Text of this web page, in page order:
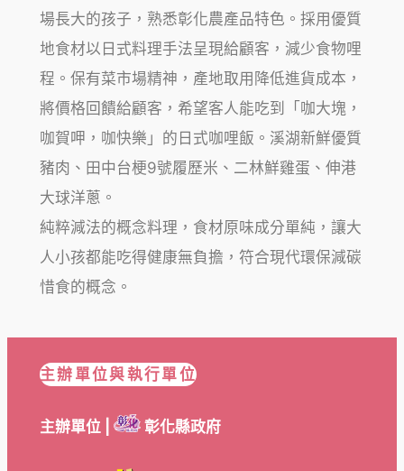
場長大的孩子，熟悉彰化農產品特色。採用優質
地食材以日式料理手法呈現給顧客，減少食物哩
程。保有菜市場精神，產地取用降低進貨成本，
將價格回饋給顧客，希望客人能吃到「咖大塊，
咖賀呷，咖快樂」的日式咖哩飯。溪湖新鮮優質
豬肉、田中台梗9號履歷米、二林鮮雞蛋、伸港
大球洋蔥。
純粹減法的概念料理，食材原味成分單純，讓大
人小孩都能吃得健康無負擔，符合現代環保減碳
惜食的概念。
主辦單位與執行單位
主辦單位 | 彰化縣政府